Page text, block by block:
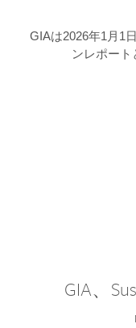
GIAは2026年1月1
ンレポート
GIA、